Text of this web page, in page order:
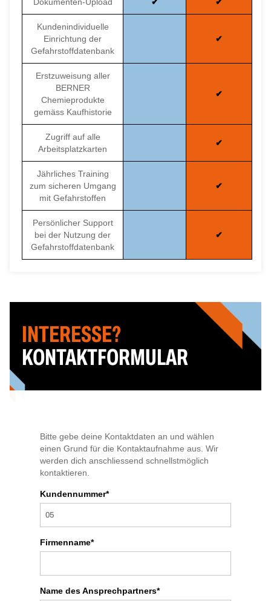
Kundenindividuelle
Einrichtung der
Gefahrstoffdatenbank
Erstzuweisung aller
BERNER
Chemieprodukte
gemäss Kaufhistorie
Zugriff auf alle
Arbeitsplatzkarten
Jährliches Training
zum sicheren Umgang
mit Gefahrstoffen
Persönlicher Support
bei der Nutzung der
Gefahrstoffdatenbank
INTERESSE?
KONTAKTFORMULAR
Bitte gebe deine Kontaktdaten an und wählen
einen Grund für die Kontaktaufnahme aus. Wir
werden dich anschliessend schnellstmöglich
kontaktieren.
Kundennummer*
Firmenname*
Name des Ansprechpartners*